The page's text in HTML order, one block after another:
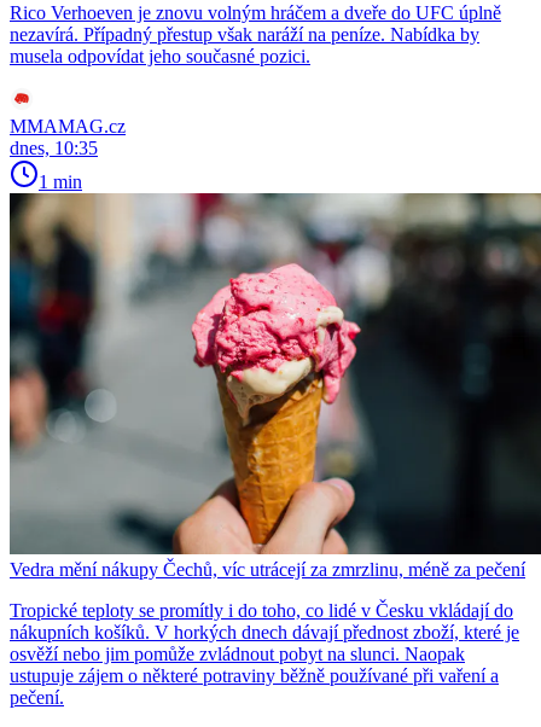
Rico Verhoeven je znovu volným hráčem a dveře do UFC úplně
nezavírá. Případný přestup však naráží na peníze. Nabídka by
musela odpovídat jeho současné pozici.
MMAMAG.cz
dnes, 10:35
1 min
Vedra mění nákupy Čechů, víc utrácejí za zmrzlinu, méně za pečení
Tropické teploty se promítly i do toho, co lidé v Česku vkládají do
nákupních košíků. V horkých dnech dávají přednost zboží, které je
osvěží nebo jim pomůže zvládnout pobyt na slunci. Naopak
ustupuje zájem o některé potraviny běžně používané při vaření a
pečení.